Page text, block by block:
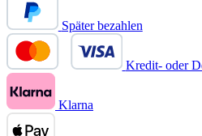
Später bezahlen
Kredit- oder
Klarna